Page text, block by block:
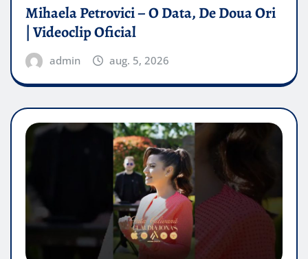
Mihaela Petrovici – O Data, De Doua Ori
| Videoclip Oficial
admin aug. 5, 2026